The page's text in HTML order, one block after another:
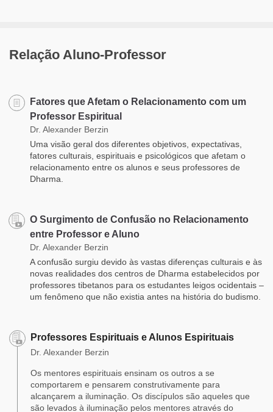
Relação Aluno-Professor
Fatores que Afetam o Relacionamento com um
Professor Espiritual
Dr. Alexander Berzin
Uma visão geral dos diferentes objetivos, expectativas,
fatores culturais, espirituais e psicológicos que afetam o
relacionamento entre os alunos e seus professores de
Dharma.
O Surgimento de Confusão no Relacionamento
entre Professor e Aluno
Dr. Alexander Berzin
A confusão surgiu devido às vastas diferenças culturais e às
novas realidades dos centros de Dharma estabelecidos por
professores tibetanos para os estudantes leigos ocidentais –
um fenômeno que não existia antes na história do budismo.
Professores Espirituais e Alunos Espirituais
Dr. Alexander Berzin
Os mentores espirituais ensinam os outros a se
comportarem e pensarem construtivamente para
alcançarem a iluminação. Os discípulos são aqueles que
são levados à iluminação pelos mentores através do